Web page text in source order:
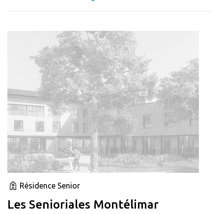
Résidence Senior
Les Senioriales Montélimar